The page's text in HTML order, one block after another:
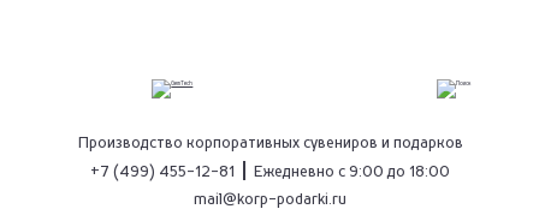
ПОИСК
Производство корпоративных сувениров и подарков
+7 (499) 455-12-81
Ежедневно с 9:00 до 18:00
mail@korp-podarki.ru